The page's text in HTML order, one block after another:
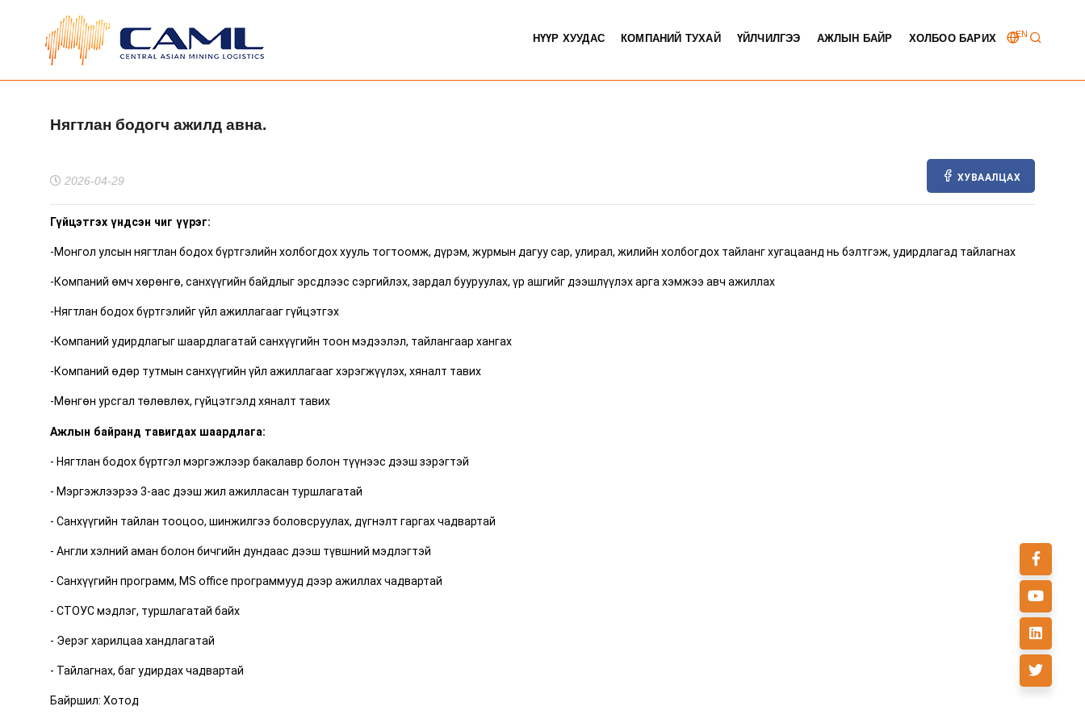
EN
НҮҮР ХУУДАС КОМПАНИЙ ТУХАЙ ҮЙЛЧИЛГЭЭ АЖЛЫН БАЙР ХОЛБОО БАРИХ
Нягтлан бодогч ажилд авна.
2026-04-29 ХУВААЛЦАХ
Гүйцэтгэх үндсэн чиг үүрэг:
-Монгол улсын нягтлан бодох бүртгэлийн холбогдох хууль тогтоомж, дүрэм, журмын дагуу сар, улирал, жилийн холбогдох тайланг хугацаанд нь бэлтгэж, удирдлагад тайлагнах
-Компаний өмч хөрөнгө, санхүүгийн байдлыг эрсдлээс сэргийлэх, зардал бууруулах, үр ашгийг дээшлүүлэх арга хэмжээ авч ажиллах
-Нягтлан бодох бүртгэлийг үйл ажиллагааг гүйцэтгэх
-Компаний удирдлагыг шаардлагатай санхүүгийн тоон мэдээлэл, тайлангаар хангах
-Компаний өдөр тутмын санхүүгийн үйл ажиллагааг хэрэгжүүлэх, хяналт тавих
-Мөнгөн урсгал төлөвлөх, гүйцэтгэлд хяналт тавих
Ажлын байранд тавигдах шаардлага:
- Нягтлан бодох бүртгэл мэргэжлээр бакалавр болон түүнээс дээш зэрэгтэй
- Мэргэжлээрээ 3-аас дээш жил ажилласан туршлагатай
- Санхүүгийн тайлан тооцоо, шинжилгээ боловсруулах, дүгнэлт гаргах чадвартай
- Англи хэлний аман болон бичгийн дундаас дээш түвшний мэдлэгтэй
- Санхүүгийн программ, MS office программууд дээр ажиллах чадвартай
- СТОУС мэдлэг, туршлагатай байх
- Эерэг харилцаа хандлагатай
- Тайлагнах, баг удирдах чадвартай
Байршил: Хотод